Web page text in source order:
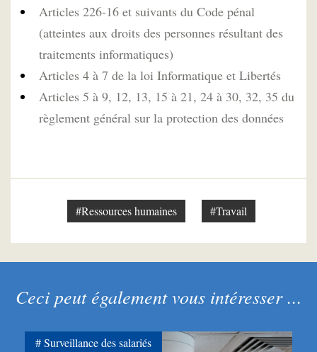
Articles 226-16 et suivants du Code pénal
(atteintes aux droits des personnes résultant des
traitements informatiques)
Articles 4 à 7 de la loi Informatique et Libertés
Articles 5 à 9, 12, 13, 15 à 21, 24 à 30, 32, 35 du
règlement général sur la protection des données
#Ressources humaines #Travail
Ceci peut également vous intéresser ...
Surveillance des salariés